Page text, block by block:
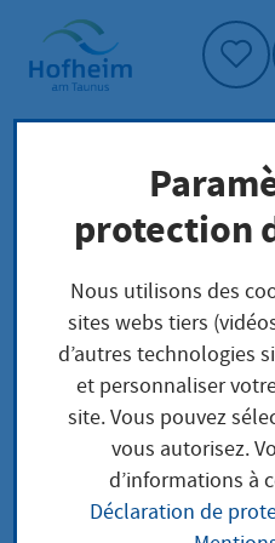
Accueil"
Annonces officielles
Annonces
Auf diesen Seiten finden
Veröffentlichung in der
Amtliche
Hofheim am Taunus für
protection
Nous utilisons des
sites webs tiers
d’autres technologies
et personnaliser
site. Vous pouvez
vous autorisez.
d’informations à
Déclaration de